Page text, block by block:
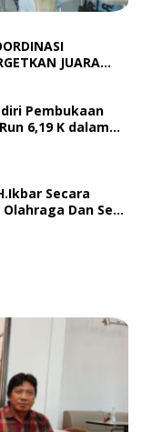
JUARA
Pembukaan
6,19 K dalam
Secara
Dan Seni